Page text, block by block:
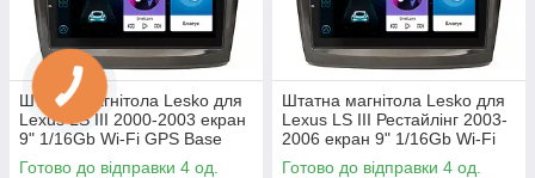
Штатна магнітола Lesko для
Lexus LS III 2000-2003 екран
9" 1/16Gb Wi-Fi GPS Base
Лексус 4 шт.
Готово до відправки 4 од.
Штатна магнітола Lesko для
Lexus LS III Рестайлінг 2003-
2006 екран 9" 1/16Gb Wi-Fi
GPS Base 4 шт.
Готово до відправки 4 од.